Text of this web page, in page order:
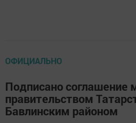
ОФИЦИАЛЬНО
Подписано соглашение
правительством
Бавлинским районом